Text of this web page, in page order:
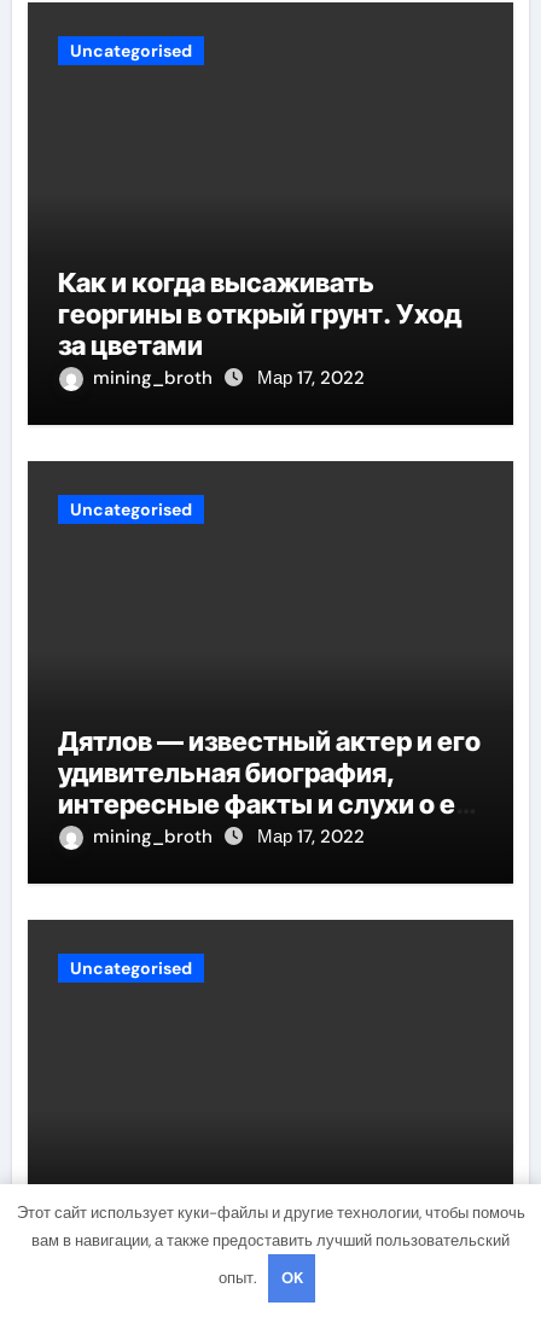
Uncategorised
Как и когда высаживать
георгины в открый грунт. Уход
за цветами
mining_broth Мар 17, 2022
Uncategorised
Дятлов — известный актер и его
удивительная биография,
интересные факты и слухи о его
личной жизни
mining_broth Мар 17, 2022
Uncategorised
Правила применения
фиолетовых оттенков в
интерьере кухни
Этот сайт использует куки-файлы и другие технологии, чтобы помочь
вам в навигации, а также предоставить лучший пользовательский
опыт.
OK